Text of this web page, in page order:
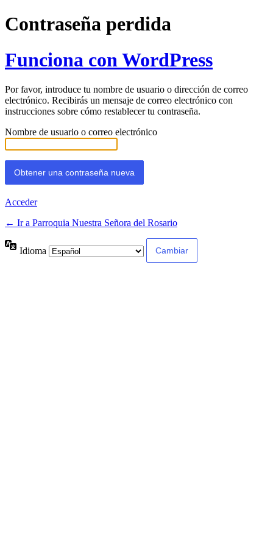
Contraseña perdida
Funciona con WordPress
Por favor, introduce tu nombre de usuario o dirección de correo
electrónico. Recibirás un mensaje de correo electrónico con
instrucciones sobre cómo restablecer tu contraseña.
Nombre de usuario o correo electrónico
Acceder
← Ir a Parroquia Nuestra Señora del Rosario
Idioma